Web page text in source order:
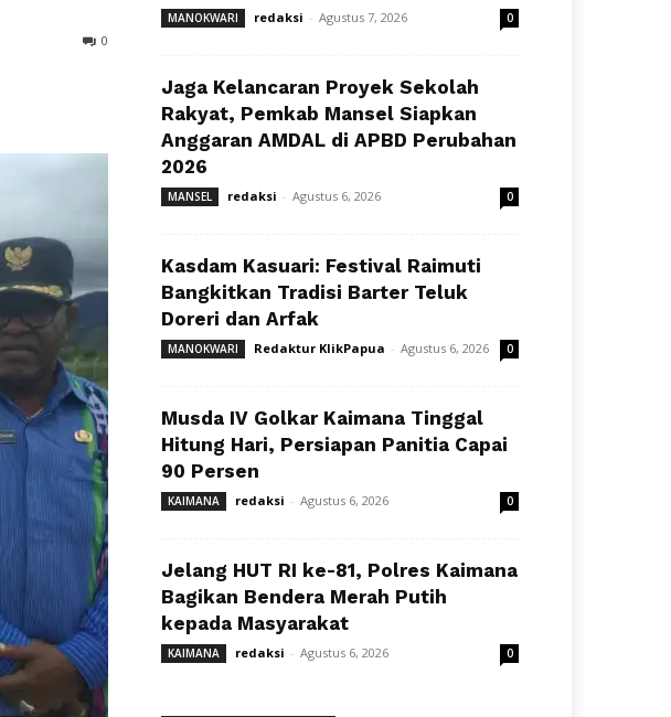
0
MANOKWARI redaksi - Agustus 7, 2026 0
Jaga Kelancaran Proyek Sekolah
Rakyat, Pemkab Mansel Siapkan
Anggaran AMDAL di APBD Perubahan
2026
MANSEL redaksi - Agustus 6, 2026 0
Kasdam Kasuari: Festival Raimuti
Bangkitkan Tradisi Barter Teluk
Doreri dan Arfak
MANOKWARI Redaktur KlikPapua - Agustus 6, 2026 0
Musda IV Golkar Kaimana Tinggal
Hitung Hari, Persiapan Panitia Capai
90 Persen
KAIMANA redaksi - Agustus 6, 2026 0
Jelang HUT RI ke-81, Polres Kaimana
Bagikan Bendera Merah Putih
kepada Masyarakat
KAIMANA redaksi - Agustus 6, 2026 0